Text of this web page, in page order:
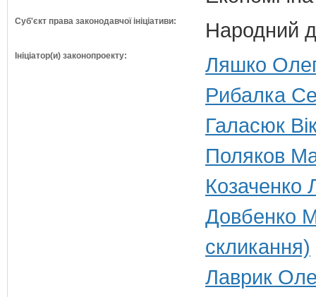
Суб'єкт права законодавчої ініціативи: Народний
Ініціатор(и) законопроекту:
Ляшко
Рибалка
Галасюк
Поляков
Козаченко
Довбенко
скликання)
Лаврик